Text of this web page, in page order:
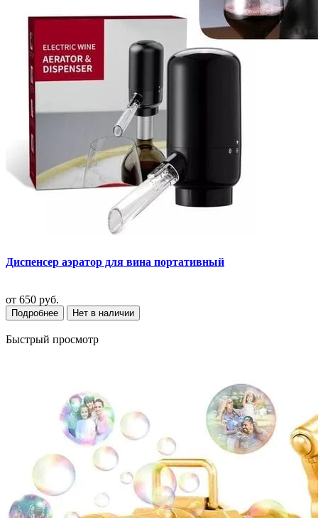
Диспенсер аэратор для вина портативный
от 650 руб.
Подробнее Нет в наличии
Быстрый просмотр